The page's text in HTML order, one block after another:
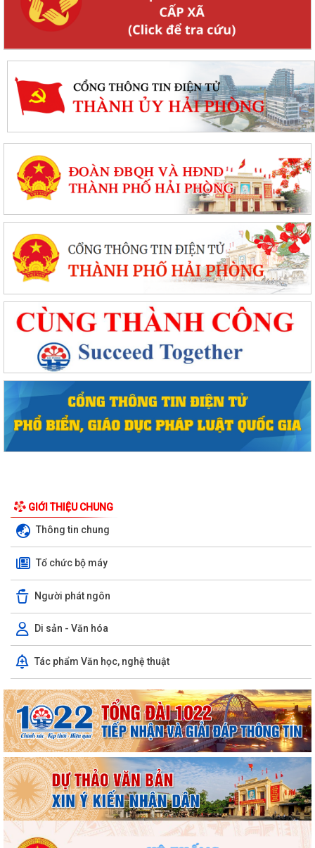
GIỚI THIỆU CHUNG
Thông tin chung
Tổ chức bộ máy
Người phát ngôn
Di sản - Văn hóa
Tác phẩm Văn học, nghệ thuật
nền tảng tư tưởng của Đảng năm...
PHƯỜNG HỒNG BÀNG NÂNG CAO CHẤT LƯỢNG SINH HOẠT CHI BỘ TỪ
CƠ SỞ
Trường Tiểu học Đinh Tiên Hoàng (phường Hồng Bàng) tăng kiến thức,
kỹ năng phòng chống đuối nước...
cơ sở kinh doanh dịch vụ ăn uống,...
HỘI NGƯỜI CAO TUỔI PHƯỜNG HỒNG BÀNG TỔ CHỨC HỘI NGHỊ SƠ
KẾT CÔNG TÁC HỘI 6 THÁNG ĐẦU NĂM 2026
ĐẢNG BỘ PHƯỜNG HỒNG BÀNG NGHIÊM TÚC THAM DỰ HỘI NGHỊ
TOÀN QUỐC NGHIÊN CỨU, HỌC TẬP, QUÁN TRIỆT VÀ...
ĐẢNG ỦY - HĐND - UBND - UBMTTQ VIỆT NAM PHƯỜNG PHỐI HỢP
CÙNG TRƯỜNG THPT LƯƠNG KHÁNH THIỆN VÀ...